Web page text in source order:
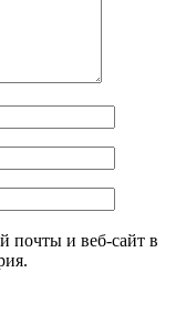
почты и веб-сайт в